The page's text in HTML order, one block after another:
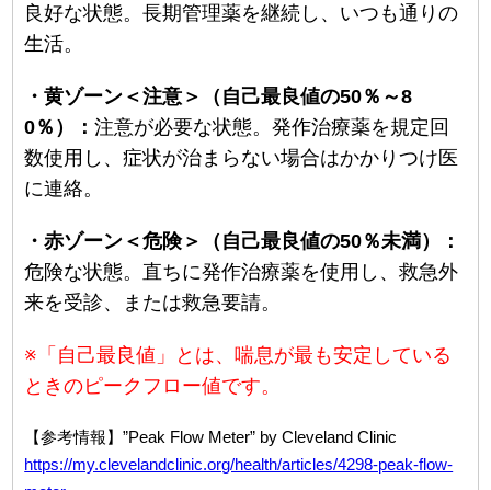
良好な状態。長期管理薬を継続し、いつも通りの
生活。
・黄ゾーン＜注意＞（自己最良値の50％～8
0％）：注意が必要な状態。発作治療薬を規定回
数使用し、症状が治まらない場合はかかりつけ医
に連絡。
・赤ゾーン＜危険＞（自己最良値の50％未満）：
危険な状態。直ちに発作治療薬を使用し、救急外
来を受診、または救急要請。
※「自己最良値」とは、喘息が最も安定している
ときのピークフロー値です。
【参考情報】”Peak Flow Meter” by Cleveland Clinic
https://my.clevelandclinic.org/health/articles/4298-peak-flow-